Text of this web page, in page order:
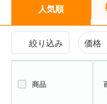
人気順
絞り込み 価格
商品